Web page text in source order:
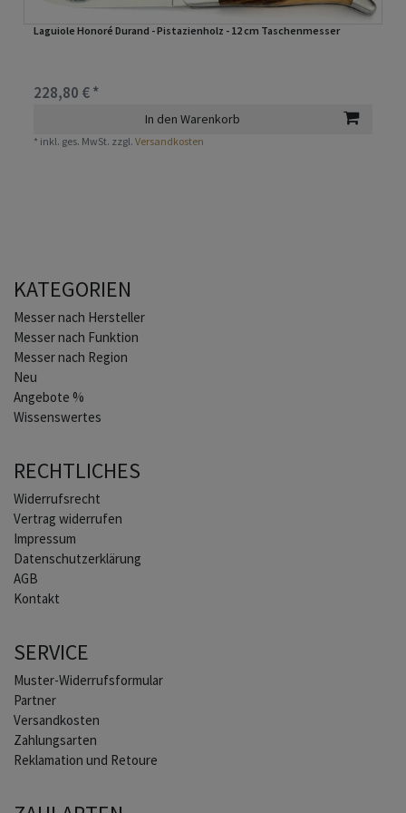
Laguiole Honoré Durand - Pistazienholz - 12 cm Taschenmesser
228,80 € *
In den Warenkorb
* inkl. ges. MwSt. zzgl.Versandkosten
KATEGORIEN
Home
Messer nach Hersteller
Messer nach Funktion
Messer nach Region
Neu
Angebote %
Wissenswertes
RECHTLICHES
Widerrufs­recht
Vertrag widerrufen
Impressum
Daten­schutz­erklärung
AGB
Kontakt
SERVICE
Muster-Widerrufsformular
Partner
Versandkosten
Zahlungsarten
Reklamation und Retoure